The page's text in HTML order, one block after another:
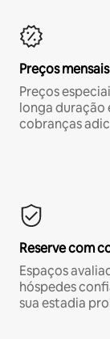
Preços
Preços
longa duração
cobranças
Reserve com
Espaços
hóspedes
sua estadia